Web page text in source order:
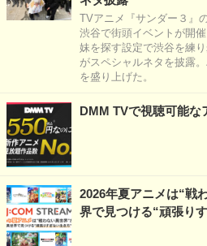
TVアニメ『サンダー３』
渋谷で街頭イベントが開
妹を探す設定で渋谷を練
がスペシャルネタを披露
を盛り上げた。
DMM TVで視聴可能な
2026年夏アニメは“戦
界で見つける“頑張り